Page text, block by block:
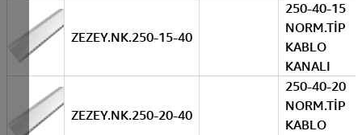
ZEZEY.NK.250-15-40
250-40-15
NORM.TİP
KABLO
KANALI
ZEZEY.NK.250-20-40
250-40-20
NORM.TİP
KABLO